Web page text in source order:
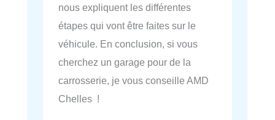
nous expliquent les différentes
étapes qui vont être faites sur le
véhicule. En conclusion, si vous
cherchez un garage pour de la
carrosserie, je vous conseille AMD
Chelles !